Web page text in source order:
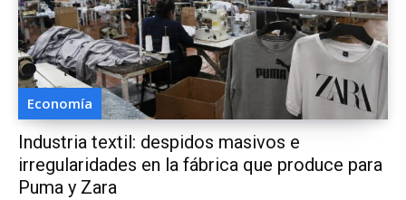
Economía
Industria textil: despidos masivos e
irregularidades en la fábrica que produce para
Puma y Zara